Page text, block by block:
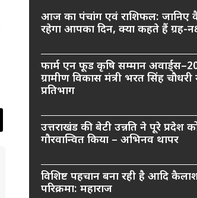
आज का पंचांग एवं राशिफल: जानिए
रहेगा आपका दिन, क्या कहते हैं ग्रह-
फार्म एन फूड कृषि सम्मान
ग्रामीण विकास मंत्री भरत सिंह चौधरी
प्रतिभाग
उत्तराखंड की बेटी उन्नति ने पूरे प्रदेश
गौरवान्वित किया – अभिनव थापर
विशिष्ट पहचान बना रही है आदि
परिक्रमा: महाराज